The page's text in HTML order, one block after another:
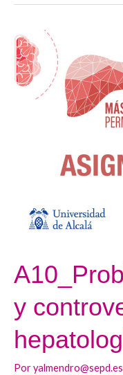
y
Poryalmendro@sepd.es
A10_Problemas
clínicos
y
controversias